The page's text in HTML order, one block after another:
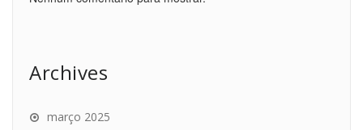
Archives
março 2025